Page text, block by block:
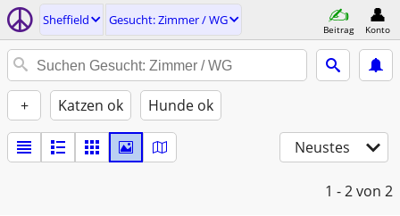
Sheffield Gesucht: Zimmer / WG
Beitrag Konto
+ Katzen ok Hunde ok
Neustes
1 - 2von 2